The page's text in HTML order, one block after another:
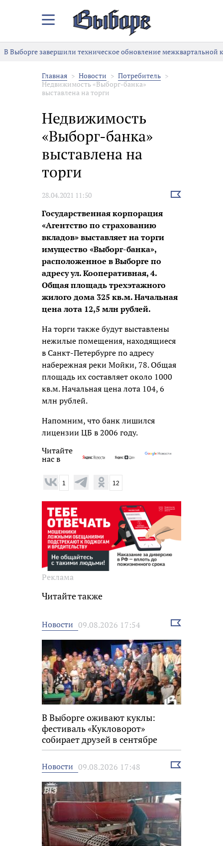
Закрыть/
меню
В Выборге завершили техническое обновление межквартальной
Главная Новости
Потребитель
Недвижимость «Выборг-банка»
выставлена на торги
Недвижимость
«Выборг-банка»
выставлена на
торги
28.04.2021 11:50
Выбрать
Государственная корпорация
«Агентство по страхованию
вкладов» выставляет на торги
имущество «Выборг-банка»,
расположенное в Выборге по
адресу ул. Кооперативная, 4.
Общая площадь трехэтажного
жилого дома 325 кв.м. Начальная
цена лота 12,5 млн рублей.
На торги также будут выставлены
нежилые помещения, находящиеся
в Санкт-Петербурге по адресу
набережная реки Мойки, 78. Общая
площадь их составляет около 1000
кв.м. Начальная цена лота 104, 6
млн рублей.
Напомним, что банк лишился
лицензии ЦБ в 2006 году.
Читайте
нас в
1 12
Реклама
Читайте также
Новости 09.08.2026 17:54
Выбрать
В Выборге оживают куклы:
фестиваль «Кукловорот»
собирает друзей в сентябре
Новости 09.08.2026 17:48
Выбрать